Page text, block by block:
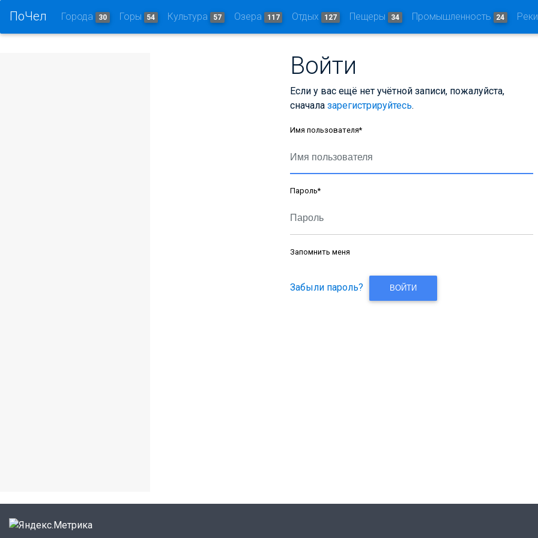
ПоЧел Города 30 Горы 54 Культура 57 Озера 117 Отдых 127 Пещеры 34 Промышленность 24
Войти
Если у вас ещё нет учётной записи, пожалуйста,
сначала зарегистрируйтесь.
Имя пользователя*
Пароль*
Запомнить меня
Забыли пароль? ВОЙТИ